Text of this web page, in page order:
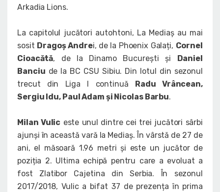
Arkadia Lions.
La capitolul jucători autohtoni, La Mediaș au mai
sosit Dragoș Andrei, de la Phoenix Galați, Cornel
Cioacătă, de la Dinamo București și Daniel
Banciu de la BC CSU Sibiu. Din lotul din sezonul
trecut din Liga I continuă Radu Vrâncean,
Sergiu Idu, Paul Adam și Nicolas Barbu.
Milan Vulic este unul dintre cei trei jucători sârbi
ajunși în această vară la Mediaș. În vârstă de 27 de
ani, el măsoară 1.96 metri și este un jucător de
poziția 2. Ultima echipă pentru care a evoluat a
fost Zlatibor Cajetina din Serbia. În sezonul
2017/2018, Vulic a bifat 37 de prezența în prima